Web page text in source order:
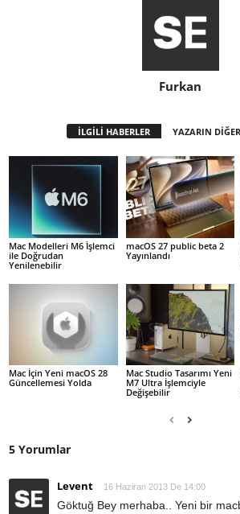
Furkan
İLGİLİ HABERLER YAZARIN
Mac Modelleri M6 İşlemci
ile Doğrudan
Yenilenebilir
macOS 27 public beta 2
Yayınlandı
Mac İçin Yeni macOS 28
Güncellemesi Yolda
Mac Studio Tasarımı Yeni
M7 Ultra İşlemciyle
Değişebilir
5 Yorumlar
Levent 16 Haziran 2013 De 14:00
Göktuğ Bey merhaba.. Yeni bir